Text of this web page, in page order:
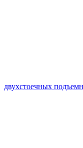
двухстоечных